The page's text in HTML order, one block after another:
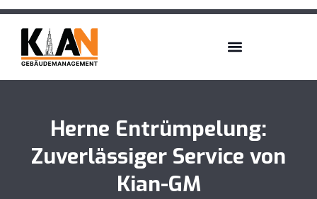
Herne Entrümpelung:
Zuverlässiger Service von
Kian-GM